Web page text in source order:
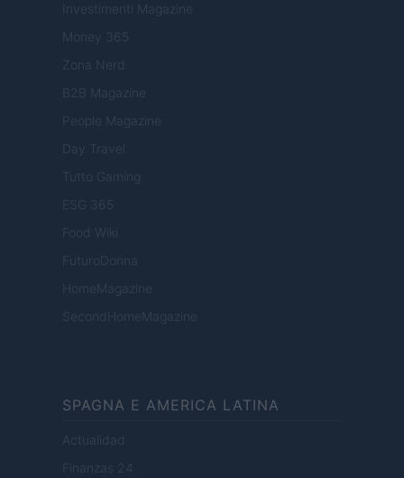
Investimenti Magazine
Money 365
Zona Nerd
B2B Magazine
People Magazine
Day Travel
Tutto Gaming
ESG 365
Food Wiki
FuturoDonna
HomeMagazine
SecondHomeMagazine
SPAGNA E AMERICA LATINA
Actualidad
Finanzas 24